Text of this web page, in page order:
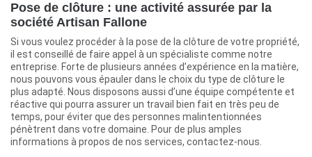
Pose de clôture : une activité assurée par la
société Artisan Fallone
Si vous voulez procéder à la pose de la clôture de votre propriété,
il est conseillé de faire appel à un spécialiste comme notre
entreprise. Forte de plusieurs années d’expérience en la matière,
nous pouvons vous épauler dans le choix du type de clôture le
plus adapté. Nous disposons aussi d’une équipe compétente et
réactive qui pourra assurer un travail bien fait en très peu de
temps, pour éviter que des personnes malintentionnées
pénètrent dans votre domaine. Pour de plus amples
informations à propos de nos services, contactez-nous.